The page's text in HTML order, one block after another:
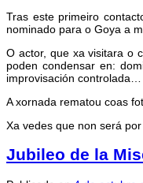
Tras este primeiro
nominado para o Goya a
O actor, que xa visitara o
poden condensar en:
improvisación controlada…
A xornada rematou coas
Xa vedes que non será
Jubileo de la